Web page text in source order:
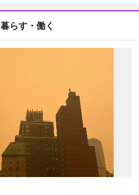
暮らす・働く